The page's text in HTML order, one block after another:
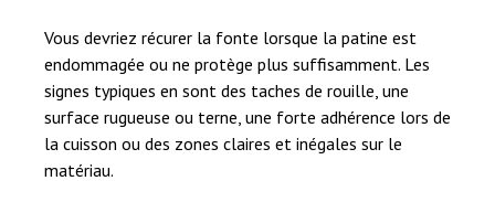
Vous devriez récurer la fonte lorsque la patine est
endommagée ou ne protège plus suffisamment. Les
signes typiques en sont des taches de rouille, une
surface rugueuse ou terne, une forte adhérence lors de
la cuisson ou des zones claires et inégales sur le
matériau.